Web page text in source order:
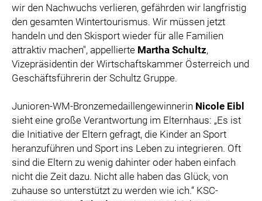
wir den Nachwuchs verlieren, gefährden wir langfristig
den gesamten Wintertourismus. Wir müssen jetzt
handeln und den Skisport wieder für alle Familien
attraktiv machen", appellierte Martha Schultz,
Vizepräsidentin der Wirtschaftskammer Österreich und
Geschäftsführerin der Schultz Gruppe.
Junioren-WM-Bronzemedaillengewinnerin Nicole Eibl
sieht eine große Verantwortung im Elternhaus: „Es ist
die Initiative der Eltern gefragt, die Kinder an Sport
heranzuführen und Sport ins Leben zu integrieren. Oft
sind die Eltern zu wenig dahinter oder haben einfach
nicht die Zeit dazu. Nicht alle haben das Glück, von
zuhause so unterstützt zu werden wie ich.“ KSC-